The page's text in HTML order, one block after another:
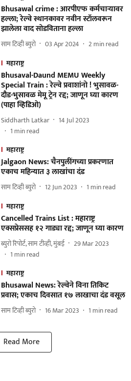
Bhusawal crime : आरपीएफ कर्मचाऱ्यावर
हल्ला; रेल्वे स्थानकावर नवीन स्टॉलवरून
झालेला वाद सोडविताना हल्ला
साम टिव्ही ब्युरो 03 Apr 2024 2min read
महाराष्ट्र
Bhusaval-Daund MEMU Weekly
Special Train : रेल्वे प्रवाशांनाे ! भुसावळ-
दौड-भुसावळ मेमू ट्रेन रद्द; जाणून घ्या कारण
(पाहा व्हिडिओ)
Siddharth Latkar
14 Jul 2023
1 min read
महाराष्ट्र
Jalgaon News: चैनपुलींगच्या प्रकरणात
एकाच महिन्यात ३ लाखांचा दंड
साम टिव्ही ब्युरो 12 Jun 2023 1 min read
महाराष्ट्र
Cancelled Trains List : महाराष्ट्र
एक्सप्रेससह १२ गाड्या रद्द; जाणून घ्या कारण
ब्युरो रिपोर्ट, साम टीव्ही, मुंबई
29 Mar 2023
1 min read
महाराष्ट्र
Bhusawal News: रेल्‍वेने विना तिकिट
प्रवास; एकाच दिवसात १७ लाखाचा दंड वसूल
साम टिव्ही ब्युरो 16 Mar 2023 1 min read
Read More